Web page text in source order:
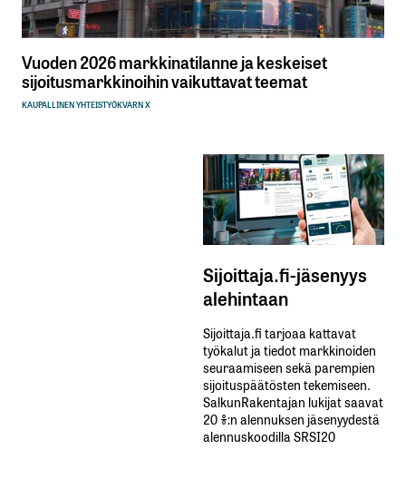
Vuoden 2026 markkinatilanne ja keskeiset
sijoitusmarkkinoihin vaikuttavat teemat
KAUPALLINEN YHTEISTYÖKVARN X
Sijoittaja.fi-jäsenyys
alehintaan
Sijoittaja.fi tarjoaa kattavat
työkalut ja tiedot markkinoiden
seuraamiseen sekä parempien
sijoituspäätösten tekemiseen.
SalkunRakentajan lukijat saavat
20 %:n alennuksen jäsenyydestä
alennuskoodilla SRSI20